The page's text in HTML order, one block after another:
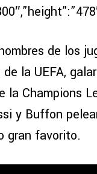
de los
la UEFA,
la Champions
y Buffon
gran favorito.